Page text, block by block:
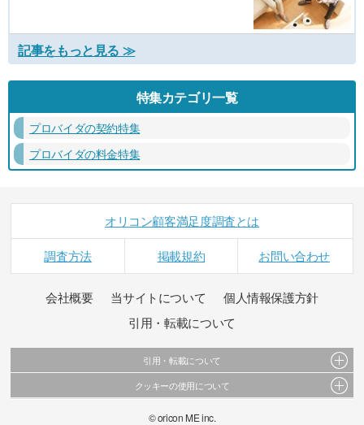
記事をもっと見る ≫
特集カテゴリ一覧
プロバイダの契約特集
プロバイダの料金特集
オリコン顧客満足度調査とは
調査方法 掲載規約 お問い合わせ
会社概要 当サイトについて
個人情報保護方針
引用・転載について
引用・転載について
当サイトで公開されている情報（文字、写真、イラスト、画像データ等）及びこれらの配
これらの情報を権利者の許可なく無断転載・複製などの二次利用を行うことは固く禁じてお
クッキーの使用について
このサイトでは Cookie を使用して、ユーザーに合わせたコンテンツや広告の表示、ソーシャ
© oricon ME inc.